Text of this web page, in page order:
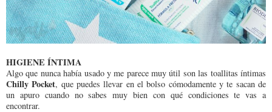
HIGIENE ÍNTIMA
Algo que nunca había usado y me parece muy útil son las toallitas íntimas
Chilly Pocket, que puedes llevar en el bolso cómodamente y te sacan de
un apuro cuando no sabes muy bien con qué condiciones te vas a
encontrar.